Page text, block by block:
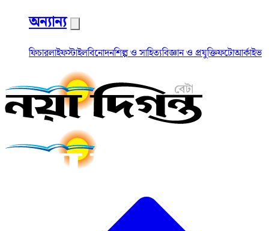
অন্যান্য
ফিচারলাইফস্টাইলবিনোদনশিল্প ও সাহিত্যবিজ্ঞান ও প্রযুক্তিফটোআর্কাইভ